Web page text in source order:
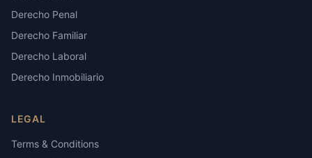
Derecho Penal
Derecho Familiar
Derecho Laboral
Derecho Inmobiliario
LEGAL
Terms & Conditions